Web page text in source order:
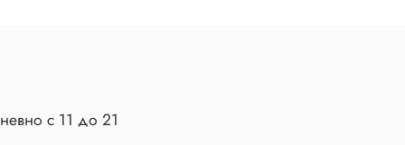
с 11 до 21